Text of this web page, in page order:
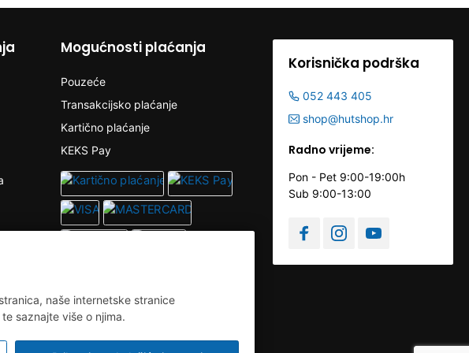
naše internetske stranice
saznajte više o njima.
Mogućnosti plaćanja
Pouzeće
Transakcijsko plaćanje
Kartično plaćanje
KEKS Pay
Korisnička podrška
052 443 405
shop@hutshop.hr
Radno vrijeme:
Pon - Pet 9:00-19:00h
Sub 9:00-13:00